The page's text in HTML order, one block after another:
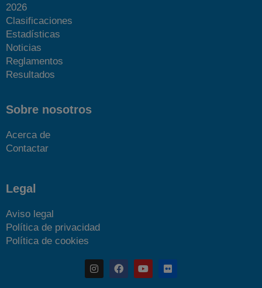
2026
Clasificaciones
Estadísticas
Noticias
Reglamentos
Resultados
Sobre nosotros
Acerca de
Contactar
Legal
Aviso legal
Política de privacidad
Política de cookies